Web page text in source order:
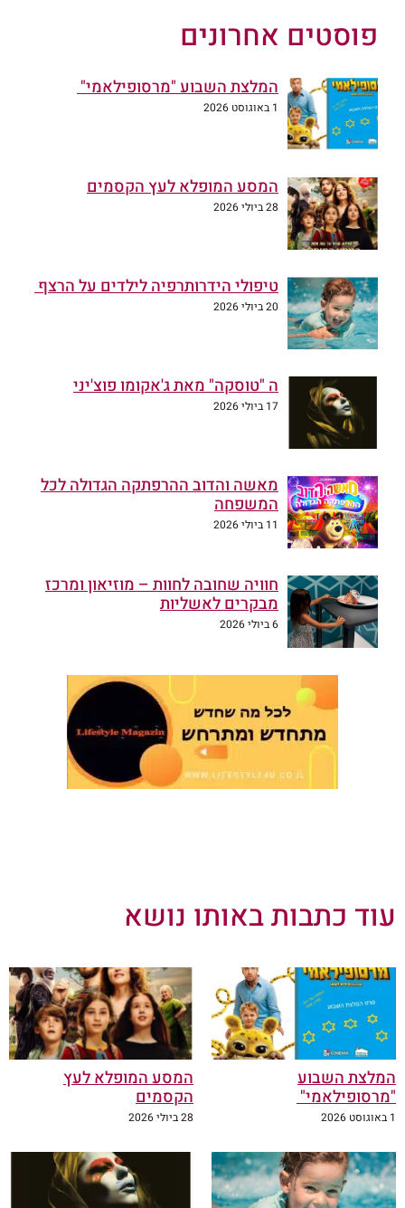
פוסטים אחרונים
המלצת השבוע "מרסופילאמי"
1 באוגוסט 2026
המסע המופלא לעץ הקסמים
28 ביולי 2026
טיפולי הידרותרפיה לילדים על הרצף
20 ביולי 2026
ה "טוסקה" מאת ג'אקומו פוצ'יני
17 ביולי 2026
מאשה והדוב ההרפתקה הגדולה לכל
המשפחה
11 ביולי 2026
חוויה שחובה לחוות – מוזיאון ומרכז
מבקרים לאשליות
6 ביולי 2026
עוד כתבות באותו נושא
המלצת השבוע
"מרסופילאמי"
1 באוגוסט 2026
המסע המופלא לעץ
הקסמים
28 ביולי 2026